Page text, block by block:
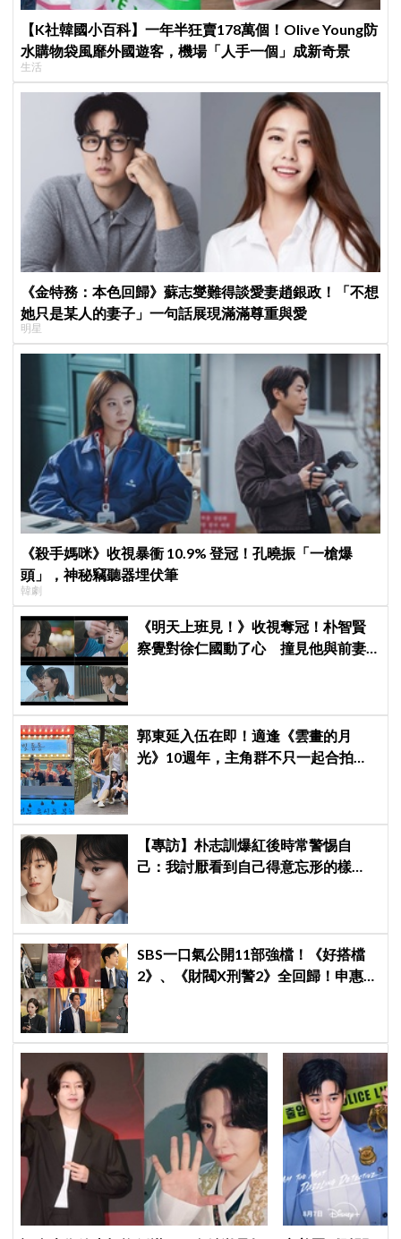
【K社韓國小百科】一年半狂賣178萬個！Olive Young防
水購物袋風靡外國遊客，機場「人手一個」成新奇景
生活
《金特務：本色回歸》蘇志燮難得談愛妻趙銀政！「不想
她只是某人的妻子」一句話展現滿滿尊重與愛
明星
《殺手媽咪》收視暴衝 10.9% 登冠！孔曉振「一槍爆
頭」，神秘竊聽器埋伏筆
韓劇
《明天上班見！》收視奪冠！朴智賢
察覺對徐仁國動了心 撞見他與前妻
郭東延入伍在即！適逢《雲畫的月
光》10週年，主角群不只一起合拍畫
【專訪】朴志訓爆紅後時常警惕自
己：我討厭看到自己得意忘形的樣
SBS一口氣公開11部強檔！《好搭檔
2》、《財閥X刑警2》全回歸！申惠